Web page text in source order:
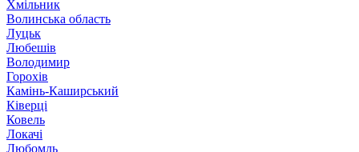
Хмільник
Волинська область
Луцьк
Любешів
Володимир
Горохів
Камінь-Каширський
Ківерці
Ковель
Локачі
Любомль